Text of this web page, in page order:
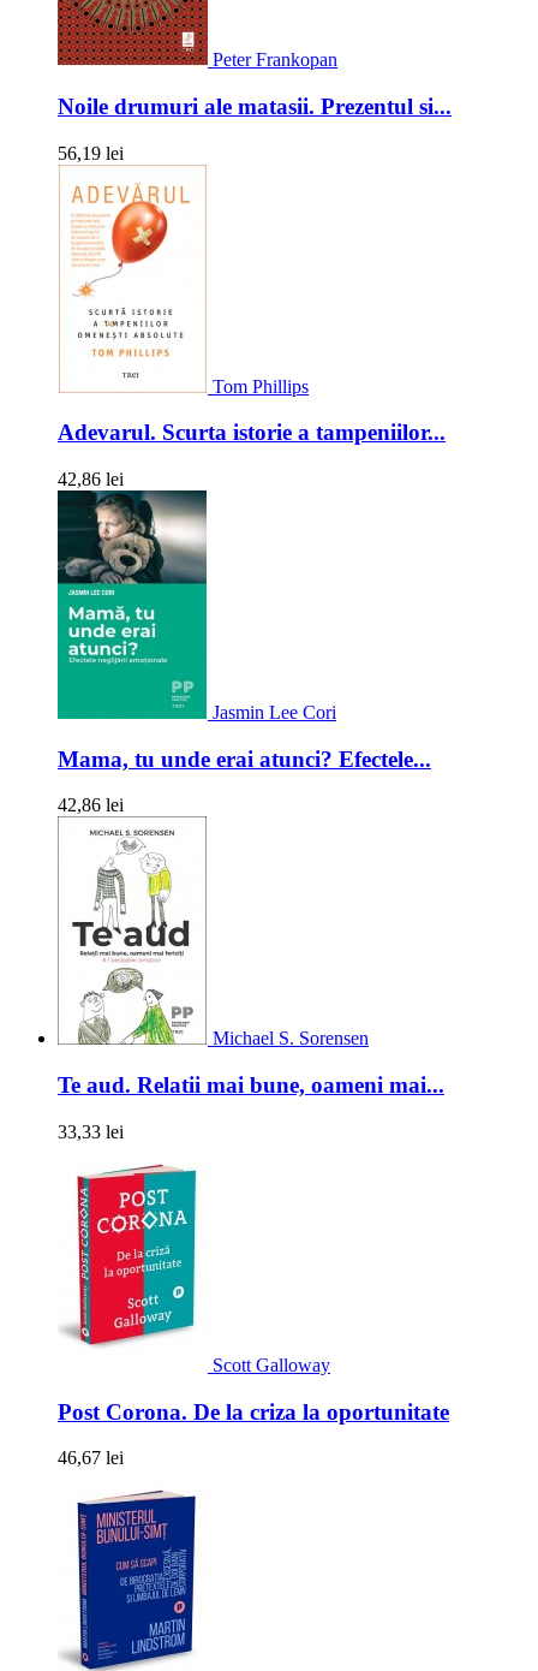
Peter Frankopan
Noile drumuri ale matasii. Prezentul si...
56,19 lei
Tom Phillips
Adevarul. Scurta istorie a tampeniilor...
42,86 lei
Jasmin Lee Cori
Mama, tu unde erai atunci? Efectele...
42,86 lei
Michael S. Sorensen
Te aud. Relatii mai bune, oameni mai...
33,33 lei
Scott Galloway
Post Corona. De la criza la oportunitate
46,67 lei